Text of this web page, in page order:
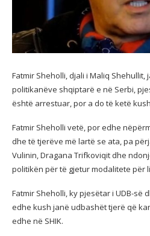
Fatmir Sheholli, djali i Maliq Shehullit,
politikanëve shqiptarë e në Serbi,
është arrestuar, por a do të ketë
Fatmir Sheholli vetë, por edhe
dhe të tjerëve më lartë se ata, pa
Vulinin, Dragana Trifkoviqit dhe
politikën për të gjetur modalitete për
Fatmir Sheholli, ky pjesëtar i UDB-së
edhe kush janë udbashët tjerë që
edhe në SHIK.